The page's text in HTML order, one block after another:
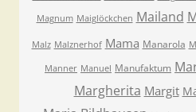
Magnum Maiglöckchen Mailand
Malz Malznerhof Mama Manarola
Manner Manuel Manufaktum
Margherita Margit